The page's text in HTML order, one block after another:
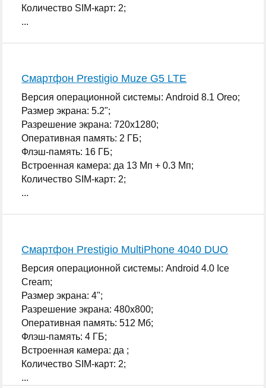
Количество SIM-карт: 2;
...
Смартфон Prestigio Muze G5 LTE
Версия операционной системы: Android 8.1 Oreo;
Размер экрана: 5.2";
Разрешение экрана: 720x1280;
Оперативная память: 2 ГБ;
Флэш-память: 16 ГБ;
Встроенная камера: да 13 Мп + 0.3 Мп;
Количество SIM-карт: 2;
...
Смартфон Prestigio MultiPhone 4040 DUO
Версия операционной системы: Android 4.0 Ice
Cream;
Размер экрана: 4";
Разрешение экрана: 480x800;
Оперативная память: 512 Мб;
Флэш-память: 4 ГБ;
Встроенная камера: да ;
Количество SIM-карт: 2;
...